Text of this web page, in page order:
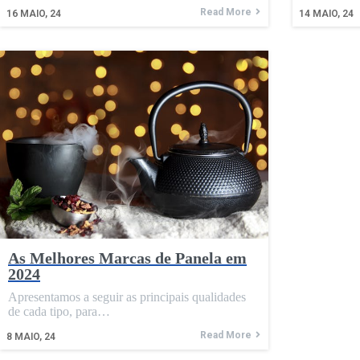
16 MAIO, 24 Read More 14 MAIO, 24
As Melhores Marcas de Panela em
2024
8 MAIO, 24
Apresentamos a seguir as principais qualidades
de cada tipo, para…
Read More